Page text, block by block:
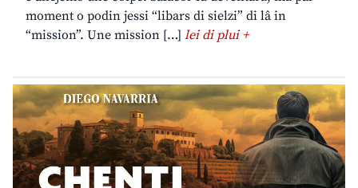
moment o podin jessi “libars di sielzi” di lâ in
“mission”. Une mission […] lei di plui +